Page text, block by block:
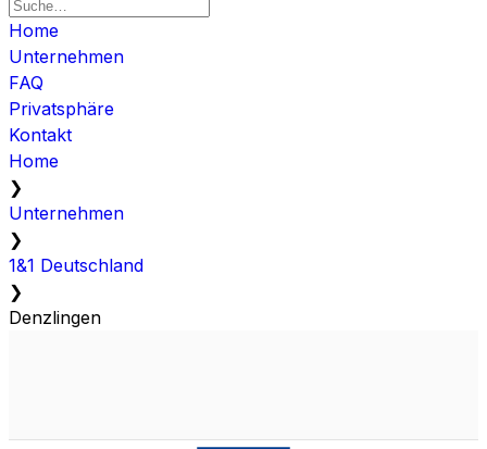
Home
Unternehmen
FAQ
Privatsphäre
Kontakt
Home
❯
Unternehmen
❯
1&1 Deutschland
❯
Denzlingen